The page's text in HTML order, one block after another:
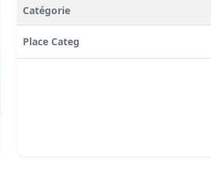
Catégorie
Place Categ